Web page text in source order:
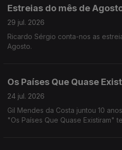
Estreias do mês de
29 jul. 2026
Ricardo Sérgio conta-nos as
Agosto.
Os Países Que Quase
24 jul. 2026
Gil Mendes da Costa juntou 10
"Os Países Que Quase Existiram"